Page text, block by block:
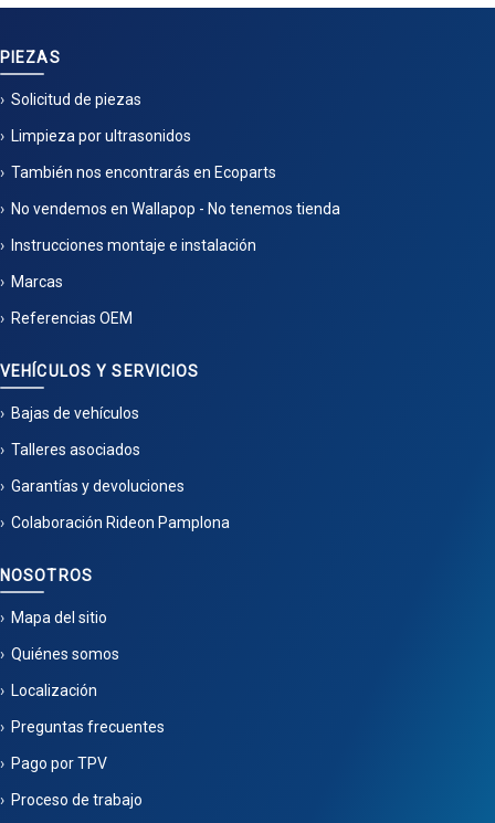
PIEZAS
Solicitud de piezas
Limpieza por ultrasonidos
También nos encontrarás en Ecoparts
No vendemos en Wallapop - No tenemos tienda
Instrucciones montaje e instalación
Marcas
Referencias OEM
VEHÍCULOS Y SERVICIOS
Bajas de vehículos
Talleres asociados
Garantías y devoluciones
Colaboración Rideon Pamplona
NOSOTROS
Mapa del sitio
Quiénes somos
Localización
Preguntas frecuentes
Pago por TPV
Proceso de trabajo